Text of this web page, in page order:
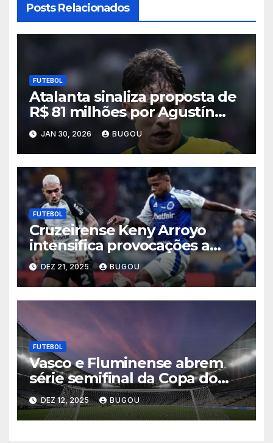
Posts Relacionados
FUTEBOL
Atalanta sinaliza proposta de
R$ 81 milhões por Agustín
Giay, e Palmeiras admite
negociar lateral
JAN 30, 2026 BUGOU
FUTEBOL
Cruzeirense Keny Arroyo
intensifica provocações a
Matheuzinho após eliminação
celeste na Copa do Brasil
2025
DEZ 21, 2025 BUGOU
FUTEBOL
Vasco e Fluminense abrem
série semifinal da Copa do
Brasil nesta quinta-feira
DEZ 12, 2025 BUGOU